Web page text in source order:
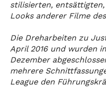
stilisierten,
Looks anderer Filme
Die Dreharbeiten zu
April 2016 und wurden
Dezember
mehrere
League den